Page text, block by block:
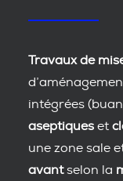
Travaux de
intégrées
aseptiques et
une zone sale
avantselon la